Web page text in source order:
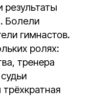
результаты
Болели
гимнастов.
ролях:
тренера